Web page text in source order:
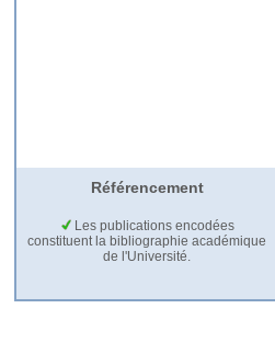
Référencement
Les publications encodées
constituent la bibliographie académique
de l'Université.